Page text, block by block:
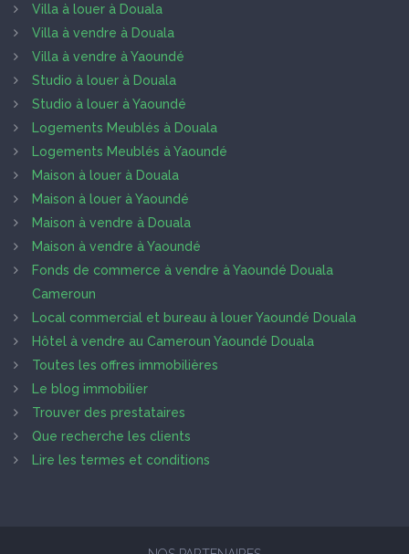
Villa à louer à Douala
Villa à vendre à Douala
Villa à vendre à Yaoundé
Studio à louer à Douala
Studio à louer à Yaoundé
Logements Meublés à Douala
Logements Meublés à Yaoundé
Maison à louer à Douala
Maison à louer à Yaoundé
Maison à vendre à Douala
Maison à vendre à Yaoundé
Fonds de commerce à vendre à Yaoundé Douala
Cameroun
Local commercial et bureau à louer Yaoundé Douala
Hôtel à vendre au Cameroun Yaoundé Douala
Toutes les offres immobilières
Le blog immobilier
Trouver des prestataires
Que recherche les clients
Lire les termes et conditions